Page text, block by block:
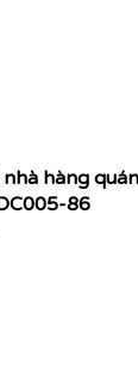
hàng
86